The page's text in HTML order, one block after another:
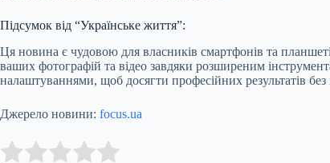
Підсумок від “Українське життя”:
Ця новина є чудовою для власників смартфонів та
ваших фотографій та відео завдяки розширеним
налаштуваннями, щоб досягти професійних результатів
Джерело новини: focus.ua
Rate this item: